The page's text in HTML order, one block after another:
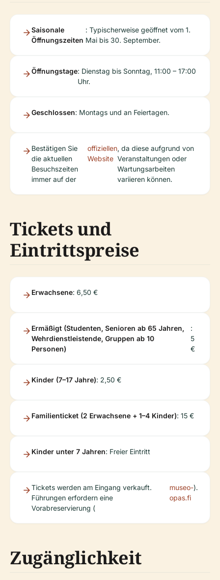
Saisonale
Öffnungszeiten
: Typischerweise geöffnet vom 1.
Mai bis 30. September.
Öffnungstage: Dienstag bis Sonntag, 11:00 – 17:00
Uhr.
Geschlossen: Montags und an Feiertagen.
Bestätigen Sie
die aktuellen
Besuchszeiten
immer auf der
offiziellen
Website
, da diese aufgrund von
Veranstaltungen oder
Wartungsarbeiten
variieren können.
Tickets und
Eintrittspreise
Erwachsene: 6,50 €
Ermäßigt (Studenten, Senioren ab 65 Jahren,
Wehrdienstleistende, Gruppen ab 10
Personen)
:
5
€
Kinder (7–17 Jahre): 2,50 €
Familienticket (2 Erwachsene + 1–4 Kinder): 15 €
Kinder unter 7 Jahren: Freier Eintritt
Tickets werden am Eingang verkauft.
Führungen erfordern eine
Vorabreservierung (
museo-
opas.fi
).
Zugänglichkeit